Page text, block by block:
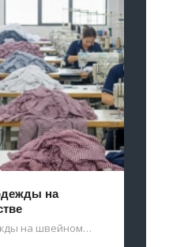
на
на швейном…